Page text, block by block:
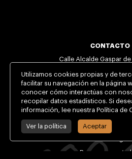
Utilizamos cookies propias y de
facilitar su navegación en la página
conocer cómo interactúas con
recopilar datos estadísticos. Si
información, lee nuestra Política de
Ver la política Aceptar
CONTACTO
Calle Alcalde Gaspar de
30009 Murcia,
+34 968 29 47
INFORMACIÓN DE
Becas para